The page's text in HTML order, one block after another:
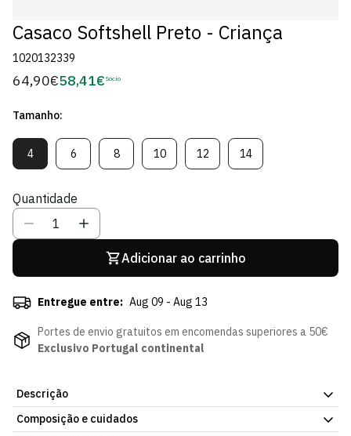
Casaco Softshell Preto - Criança
1020132339
Preço
64,90€Preço
Sócio
58,41€ Sócio
Tamanho:
4Variante
Esgotada
Indisponível
6Variante
Esgotada
Indisponível
8Variante
Esgotada
10Variante
Esgotada
12Variante
Esgotada
14Variante
Esgotada
Quantidade
Adicionar ao carrinho
Entregue entre: Aug 09 - Aug 13
Portes de envio gratuitos em encomendas superiores a 50€
Exclusivo Portugal continental
Descrição
O Casaco Softshell Preto Criança é uma peça prática e
Composição e cuidados